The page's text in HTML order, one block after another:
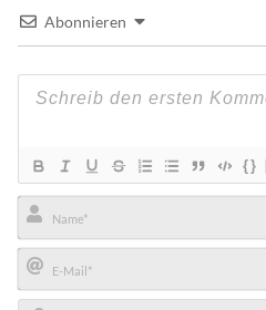
Abonnieren
{}
Name*
E-